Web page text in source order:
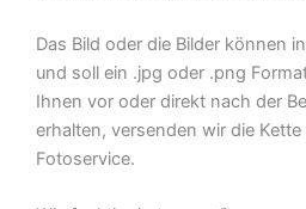
Das Bild oder die Bilder können
und soll ein .jpg oder .png
Ihnen vor oder direkt nach der
erhalten, versenden wir die
Fotoservice.